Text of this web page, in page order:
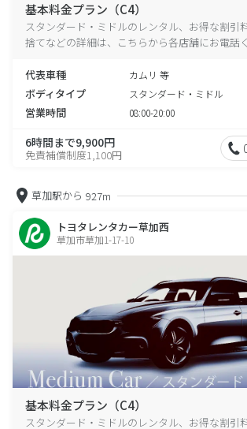
基本料金プラン（C4）
スタンダード・ミドルのレンタル、お得な割引
捨てなどの詳細は、こちらから各店舗にお電話
代表車種 カムリ 等
ボディタイプ スタンダード・ミドル
営業時間 08:00-20:00
6時間まで9,900円
免責補償制度1,100円
草加駅から 927m
トヨタレンタカー草加西
草加市草加1-17-10
基本料金プラン（C4）
スタンダード・ミドルのレンタル、お得な割引